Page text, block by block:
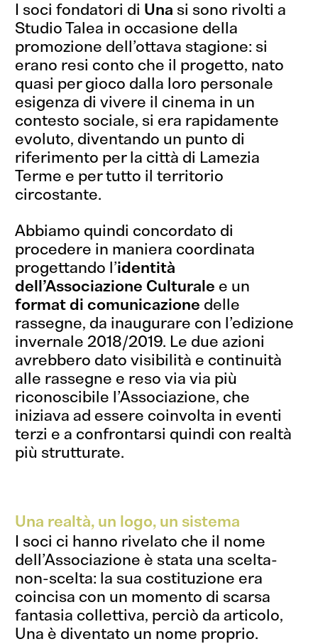
I soci fondatori di Una si sono rivolti a
Studio Talea in occasione della
promozione dell’ottava stagione: si
erano resi conto che il progetto, nato
quasi per gioco dalla loro personale
esigenza di vivere il cinema in un
contesto sociale, si era rapidamente
evoluto, diventando un punto di
riferimento per la città di Lamezia
Terme e per tutto il territorio
circostante.
Abbiamo quindi concordato di
procedere in maniera coordinata
progettando l’identità
dell’Associazione Culturale e un
format di comunicazione delle
rassegne, da inaugurare con l’edizione
invernale 2018/2019. Le due azioni
avrebbero dato visibilità e continuità
alle rassegne e reso via via più
riconoscibile l’Associazione, che
iniziava ad essere coinvolta in eventi
terzi e a confrontarsi quindi con realtà
più strutturate.
Una realtà, un logo, un sistema
I soci ci hanno rivelato che il nome
dell’Associazione è stata una scelta-
non-scelta: la sua costituzione era
coincisa con un momento di scarsa
fantasia collettiva, perciò da articolo,
Una è diventato un nome proprio.